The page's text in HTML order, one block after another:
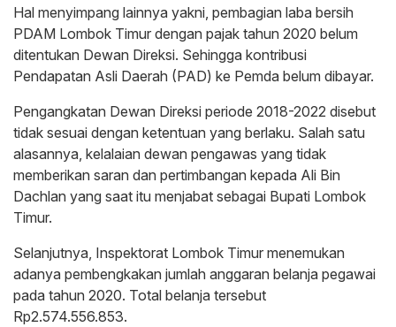
Hal menyimpang lainnya yakni, pembagian laba bersih
PDAM Lombok Timur dengan pajak tahun 2020 belum
ditentukan Dewan Direksi. Sehingga kontribusi
Pendapatan Asli Daerah (PAD) ke Pemda belum dibayar.
Pengangkatan Dewan Direksi periode 2018-2022 disebut
tidak sesuai dengan ketentuan yang berlaku. Salah satu
alasannya, kelalaian dewan pengawas yang tidak
memberikan saran dan pertimbangan kepada Ali Bin
Dachlan yang saat itu menjabat sebagai Bupati Lombok
Timur.
Selanjutnya, Inspektorat Lombok Timur menemukan
adanya pembengkakan jumlah anggaran belanja pegawai
pada tahun 2020. Total belanja tersebut
Rp2.574.556.853.